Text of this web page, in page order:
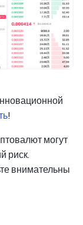
!
могут
риск.
внимательны